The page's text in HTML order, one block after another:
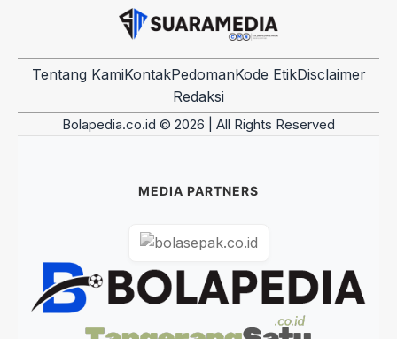
Tentang KamiKontakPedomanKode EtikDisclaimer
Redaksi
Bolapedia.co.id © 2026 | All Rights Reserved
MEDIA PARTNERS